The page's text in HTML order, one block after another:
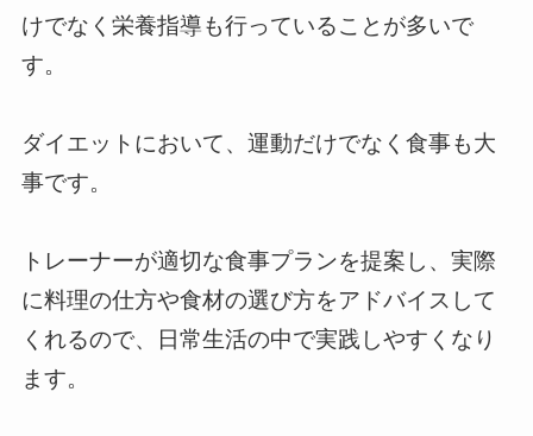
けでなく栄養指導も行っていることが多いで
す。
ダイエットにおいて、運動だけでなく食事も大
事です。
トレーナーが適切な食事プランを提案し、実際
に料理の仕方や食材の選び方をアドバイスして
くれるので、日常生活の中で実践しやすくなり
ます。